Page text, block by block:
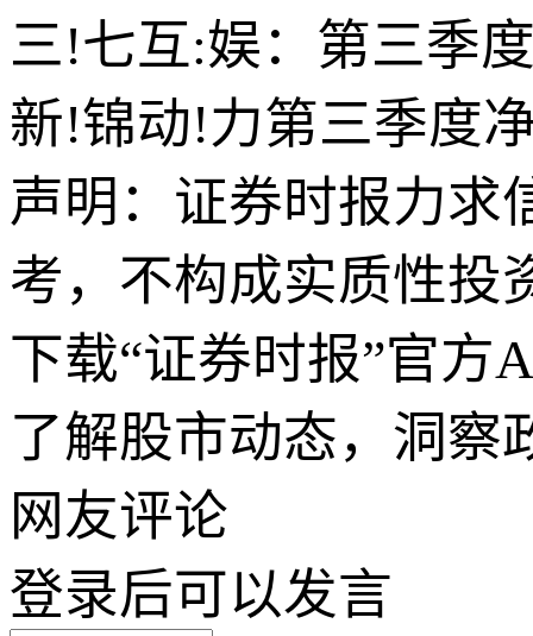
三!七互:娱：第三季
新!锦动!力第三季度
声明：证券时报力求
考，不构成实质性投
下载“证券时报”官方
了解股市动态，洞察
网友评论
登录后可以发言